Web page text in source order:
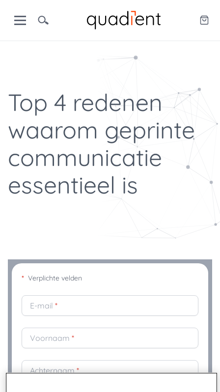
Top 4 redenen
waarom geprinte
communicatie
essentieel is
* Verplichte velden
E-mail *
Voornaam *
Achternaam *